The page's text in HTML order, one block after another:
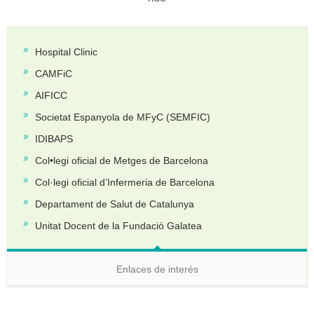
Hospital Clinic
CAMFiC
AIFICC
Societat Espanyola de MFyC (SEMFIC)
IDIBAPS
Col•legi oficial de Metges de Barcelona
Col·legi oficial d’Infermeria de Barcelona
Departament de Salut de Catalunya
Unitat Docent de la Fundació Galatea
Enlaces de interés